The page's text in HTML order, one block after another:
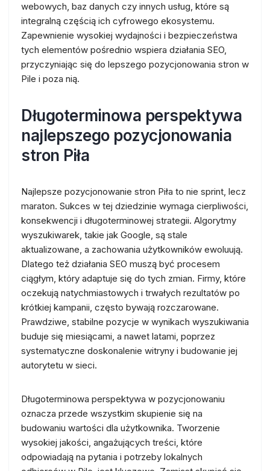
webowych, baz danych czy innych usług, które są
integralną częścią ich cyfrowego ekosystemu.
Zapewnienie wysokiej wydajności i bezpieczeństwa
tych elementów pośrednio wspiera działania SEO,
przyczyniając się do lepszego pozycjonowania stron w
Pile i poza nią.
Długoterminowa perspektywa
najlepszego pozycjonowania
stron Piła
Najlepsze pozycjonowanie stron Piła to nie sprint, lecz
maraton. Sukces w tej dziedzinie wymaga cierpliwości,
konsekwencji i długoterminowej strategii. Algorytmy
wyszukiwarek, takie jak Google, są stale
aktualizowane, a zachowania użytkowników ewoluują.
Dlatego też działania SEO muszą być procesem
ciągłym, który adaptuje się do tych zmian. Firmy, które
oczekują natychmiastowych i trwałych rezultatów po
krótkiej kampanii, często bywają rozczarowane.
Prawdziwe, stabilne pozycje w wynikach wyszukiwania
buduje się miesiącami, a nawet latami, poprzez
systematyczne doskonalenie witryny i budowanie jej
autorytetu w sieci.
Długoterminowa perspektywa w pozycjonowaniu
oznacza przede wszystkim skupienie się na
budowaniu wartości dla użytkownika. Tworzenie
wysokiej jakości, angażujących treści, które
odpowiadają na pytania i potrzeby lokalnych